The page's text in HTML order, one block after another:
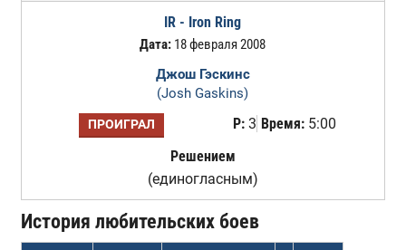
IR - Iron Ring
Дата: 18 февраля 2008
Джош Гэскинс
(Josh Gaskins)
ПРОИГРАЛ Р:3 Время:5:00
Решением
(единогласным)
История любительских боев